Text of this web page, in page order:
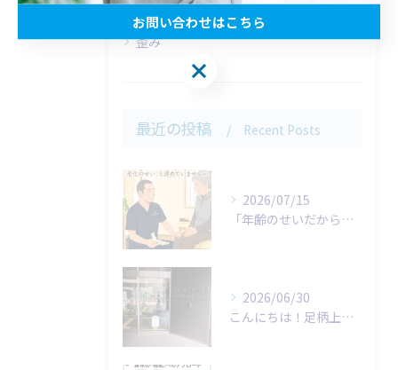
脊柱管狭窄症
歪み
最近の投稿 Recent Posts
2026/07/15
「年齢のせいだから仕方がない…」
2026/06/30
こんにちは！足柄上整体院です。
お問い合わせはこちら
お問い合わせはこちら